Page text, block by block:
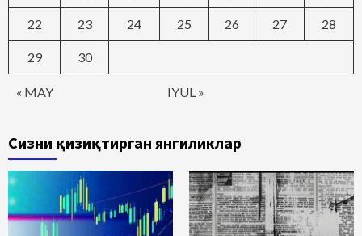
« MAY IYUL »
22 23 24 25 26 27 28
29 30
Сизни қизиқтирган янгиликлар